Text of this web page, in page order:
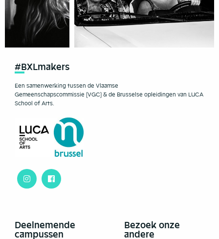
#BXLmakers
Een samenwerking tussen de Vlaamse
Gemeenschapscommissie (VGC) & de Brusselse opleidingen van LUCA
School of Arts.
Deelnemende
campussen
Bezoek onze
andere